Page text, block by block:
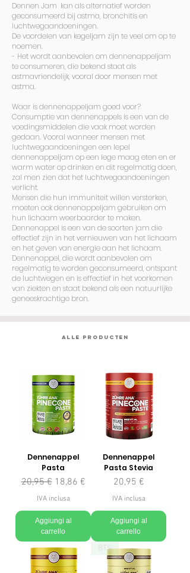
Dennen Jam kan als alternatief worden
geconsumeerd bij astma, bronchitis en
luchtwegaandoeningen.
De voordelen van kegeljam zijn te veel om op te
noemen.
- Het wordt aanbevolen om dennenappeljam
te consumeren, die bekend staat als
astmavriendelijk, vooral door mensen met
astma.
Waar is dennenappeljam goed voor?
Consumptie van dennenappels is een van de
voedingsmiddelen die vaak moet worden
gedaan. Vooral wanneer mensen met
luchtwegaandoeningen een lepel
dennenappeljam op een lege maag eten en er
warm water op drinken en dit regelmatig doen,
zal men zien dat het luchtwegaandoeningen
verlicht.
Mensen die hun immuniteit willen versterken,
moeten ook dennenappeljam gebruiken om
hun lichaam weerbaarder te maken.
Dennenappel is een van de soorten jam die
effectief zijn in het vernieuwen van het lichaam
en het geven van energie aan het lichaam.
Dennenappel, die wordt aanbevolen om
regelmatig te worden geconsumeerd, ontspant
de luchtwegen en is effectief in het voorkomen
van ziekten en staat bekend als een natuurlijke
geneeskrachtige bron.
ALLE PRODUCTEN
Dennenappel
Pasta
Prezzo regolare
20,95 € Prezzo scontato
18,86 €
IVA inclusa
Aggiungi al
carrello
Dennenappel
Pasta Stevia
Prezzo
20,95 €
IVA inclusa
Aggiungi al
carrello
BTS